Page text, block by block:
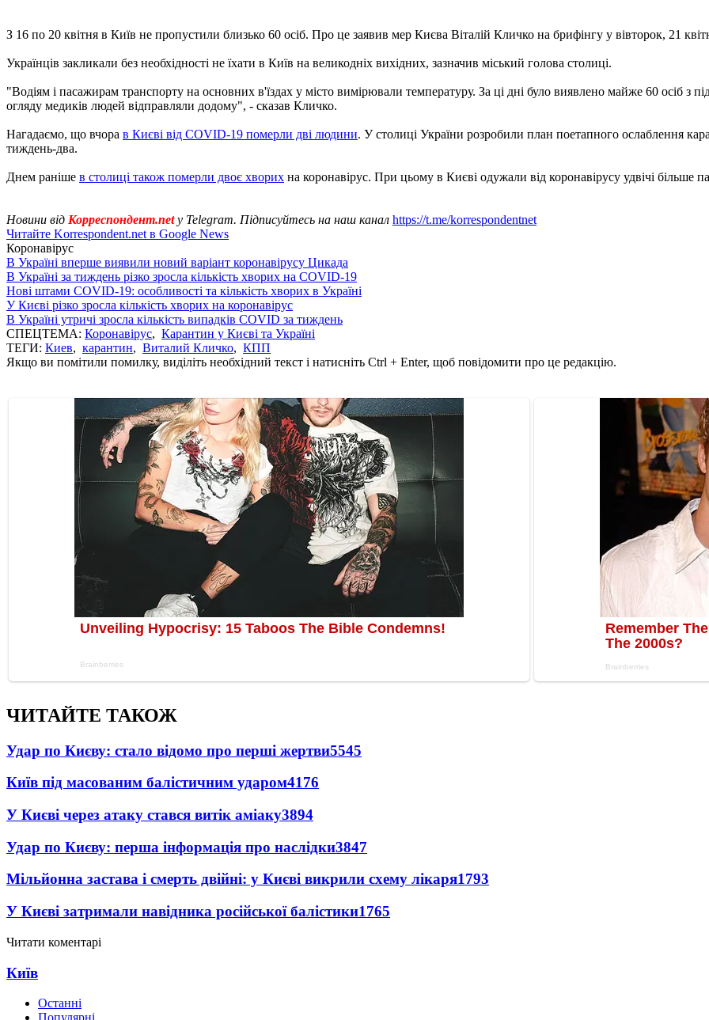
З 16 по 20 квітня в Київ не пропустили близько 60 осіб. Про це заявив мер Києва Віталій Кличко на брифінгу у вівторок, 21
Українців закликали без необхідності не їхати в Київ на великодніх вихідних, зазначив міський голова столиці.
"Водіям і пасажирам транспорту на основних в'їздах у місто вимірювали температуру. За ці дні було виявлено майже 60 осіб
огляду медиків людей відправляли додому", - сказав Кличко.
Нагадаємо, що вчора в Києві від COVID-19 померли дві людини. У столиці України розробили план поетапного ослаблення
тиждень-два.
Днем раніше в столиці також померли двоє хворих на коронавірус. При цьому в Києві одужали від коронавірусу удвічі більше
Новини від Корреспондент.net у Telegram. Підписуйтесь на наш канал https://t.me/korrespondentnet
Читайте Korrespondent.net в Google News
Коронавірус
В Україні вперше виявили новий варіант коронавірусу Цикада
В Україні за тиждень різко зросла кількість хворих на COVID-19
Нові штами COVID-19: особливості та кількість хворих в Україні
У Києві різко зросла кількість хворих на коронавірус
В Україні утричі зросла кількість випадків COVID за тиждень
СПЕЦТЕМА: Коронавірус, Карантин у Києві та Україні
ТЕГИ: Киев, карантин, Виталий Кличко, КПП
Якщо ви помітили помилку, виділіть необхідний текст і натисніть Ctrl + Enter, щоб повідомити про це редакцію.
ЧИТАЙТЕ ТАКОЖ
Удар по Києву: стало відомо про перші жертви5545
Київ під масованим балістичним ударом4176
У Києві через атаку стався витік аміаку3894
Удар по Києву: перша інформація про наслідки3847
Мільйонна застава і смерть двійні: у Києві викрили схему лікаря1793
У Києві затримали навідника російської балістики1765
Читати коментарі
Київ
Останні